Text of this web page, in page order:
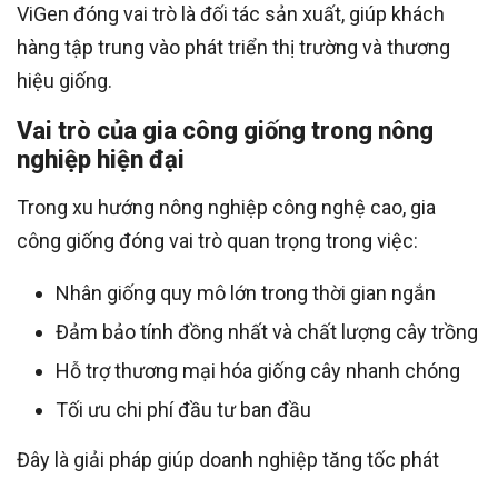
ViGen đóng vai trò là đối tác sản xuất, giúp khách
hàng tập trung vào phát triển thị trường và thương
hiệu giống.
Vai trò của gia công giống trong nông
nghiệp hiện đại
Trong xu hướng nông nghiệp công nghệ cao, gia
công giống đóng vai trò quan trọng trong việc:
Nhân giống quy mô lớn trong thời gian ngắn
Đảm bảo tính đồng nhất và chất lượng cây trồng
Hỗ trợ thương mại hóa giống cây nhanh chóng
Tối ưu chi phí đầu tư ban đầu
Đây là giải pháp giúp doanh nghiệp tăng tốc phát